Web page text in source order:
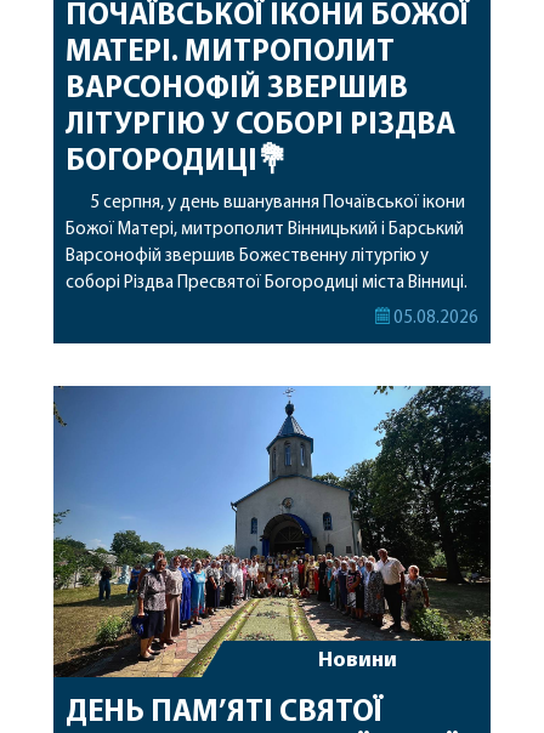
ПОЧАЇВСЬКОЇ ІКОНИ БОЖОЇ
МАТЕРІ. МИТРОПОЛИТ
ВАРСОНОФІЙ ЗВЕРШИВ
ЛІТУРГІЮ У СОБОРІ РІЗДВА
БОГОРОДИЦІ💐
5 серпня, у день вшанування Почаївської ікони
Божої Матері, митрополит Вінницький і Барський
Варсонофій звершив Божественну літургію у
соборі Різдва Пресвятої Богородиці міста Вінниці.
Його Високопреосвященству співслужили
священному сані. Під час богослужіння підносилися
особливі молитви за мир в Україні, за воїнів, які
05.08.2026
Новини
ДЕНЬ ПАМ’ЯТІ СВЯТОЇ